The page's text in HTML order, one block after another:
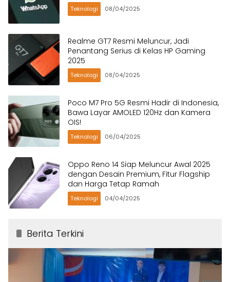
Teknologi 08/04/2025
Realme GT7 Resmi Meluncur, Jadi
Penantang Serius di Kelas HP Gaming
2025
Teknologi 08/04/2025
Poco M7 Pro 5G Resmi Hadir di Indonesia,
Bawa Layar AMOLED 120Hz dan Kamera
OIS!
Teknologi 06/04/2025
Oppo Reno 14 Siap Meluncur Awal 2025
dengan Desain Premium, Fitur Flagship
dan Harga Tetap Ramah
Teknologi 04/04/2025
Berita Terkini